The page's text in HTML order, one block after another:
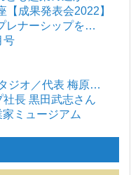
成果発表会2022】
レナーシップを…
号
ジオ／代表 梅原…
長 黒田武志さん
ミュージアム